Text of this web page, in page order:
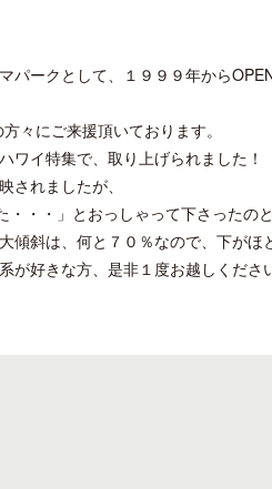
ークとして、１９９９年から
々にご来援頂いております。
ワイ特集で、取り上げられました！
れましたが、
・・・」とおっしゃって下さった
斜は、何と７０％なので、下がほ
好きな方、是非１度お越しくだ